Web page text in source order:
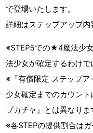
で登場いたします。
詳細はステップアップ内
※STEP5での★4魔法少
法少女が確定するわけで
※『有償限定 ステップ
少女確定までのカウン
プガチャ』とは異なりま
※各STEPの提供割合は